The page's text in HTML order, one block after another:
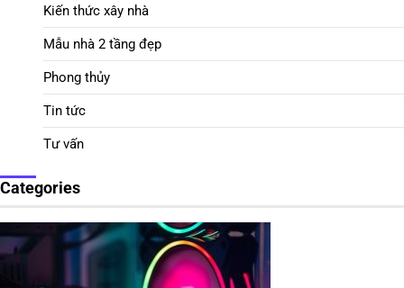
Kiến thức xây nhà
Mẫu nhà 2 tầng đẹp
Phong thủy
Tin tức
Tư vấn
Categories